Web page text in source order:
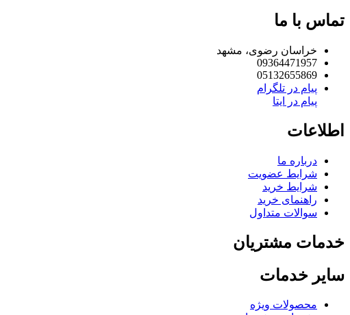
تماس با ما
خراسان رضوی، مشهد
09364471957
05132655869
پیام در تلگرام
پیام در ایتا
اطلاعات
درباره ما
شرایط عضویت
شرایط خرید
راهنمای خرید
سوالات متداول
خدمات مشتریان
سایر خدمات
محصولات ویژه